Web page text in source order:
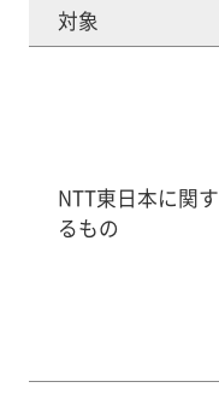
対象
NTT東日本に関す
るもの